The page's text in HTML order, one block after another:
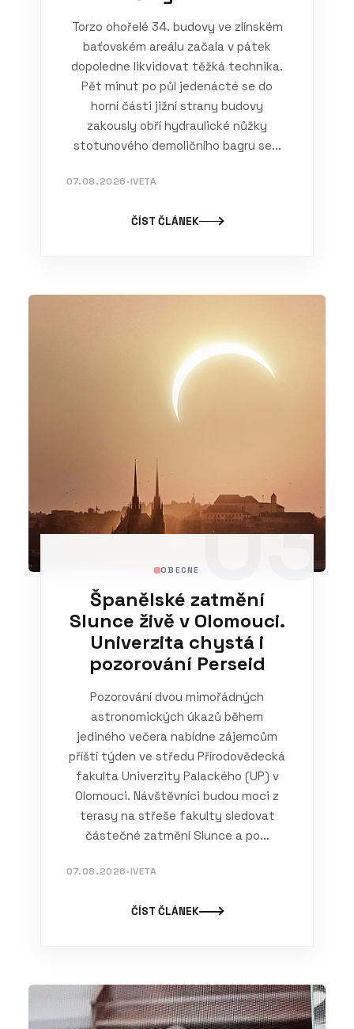
Torzo ohořelé 34. budovy ve zlínském
baťovském areálu začala v pátek
dopoledne likvidovat těžká technika.
Pět minut po půl jedenácté se do
horní části jižní strany budovy
zakously obří hydraulické nůžky
stotunového demoličního bagru se...
07.08.2026·IVETA
ČÍST ČLÁNEK
03
OBECNE
Španělské zatmění
Slunce živě v Olomouci.
Univerzita chystá i
pozorování Perseid
Pozorování dvou mimořádných
astronomických úkazů během
jediného večera nabídne zájemcům
příští týden ve středu Přírodovědecká
fakulta Univerzity Palackého (UP) v
Olomouci. Návštěvníci budou moci z
terasy na střeše fakulty sledovat
částečné zatmění Slunce a po...
07.08.2026·IVETA
ČÍST ČLÁNEK